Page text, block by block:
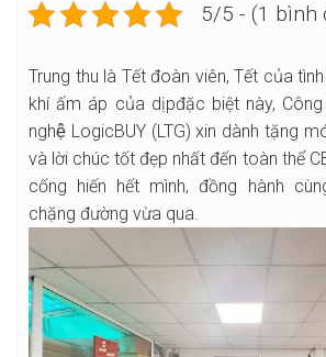
5/5 - (1 bình
Trung thu là Tết đoàn viên, Tết của
khí ấm áp của dịpđặc biệt này,
nghệ LogicBUY (LTG) xin dành tặng
và lời chúc tốt đẹp nhất đến toàn thể
cống hiến hết mình, đồng hành
chặng đường vừa qua.